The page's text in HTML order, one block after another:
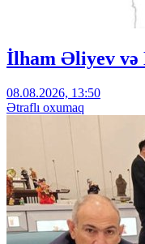
İlham Əliyev və
08.08.2026, 13:50
Ətraflı oxumaq